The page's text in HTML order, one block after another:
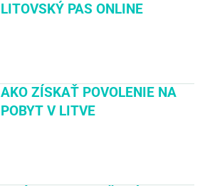
LITOVSKÝ PAS ONLINE
AKO ZÍSKAŤ POVOLENIE NA
POBYT V LITVE